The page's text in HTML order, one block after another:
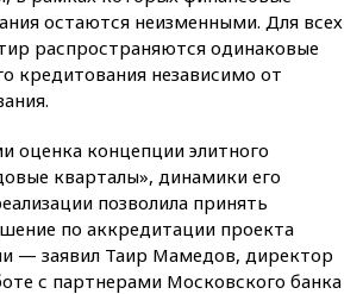
остаются неизменными. Для всех
распространяются одинаковые
кредитования независимо от
оценка концепции элитного
кварталы», динамики его
позволила принять
по аккредитации проекта
— заявил Таир Мамедов, директор
с партнерами Московского банка